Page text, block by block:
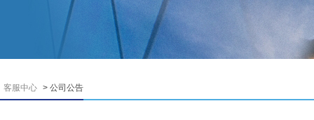
客服中心 > 公司公告